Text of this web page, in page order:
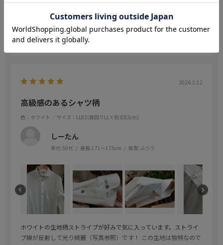
て見た目はフォーマル感があります。
2026.2.12
高級感のあるシャツ柄
色：ホワイト ／サイズ：LL82(首回りLL×裄丈82cm)
しーたん
年代:50代 身長:171～175cm 体型:ふつう
ホワイトの生地柄ストライプが好みで気に入っています。ストライ
プ線が反射して光り綺麗（写真参照）です！ この生地は独特なので